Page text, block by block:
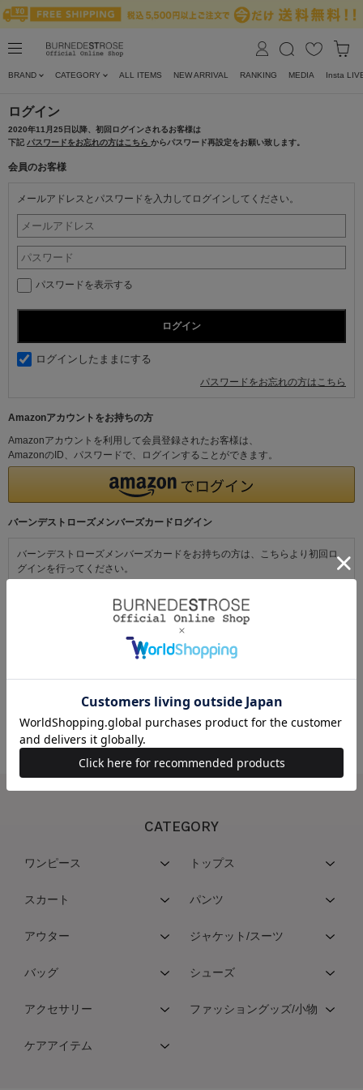
BRAND CATEGORY ALL ITEMS NEW ARRIVAL RANKING MEDIA Insta
ログイン
2020年11月25日以降、初回ログインされるお客様は
下記 パスワードをお忘れの方はこちら からパスワード再設定をお願い致します。
会員のお客様
メールアドレスとパスワードを入力してログインしてください。
パスワードを表示する
ログインしたままにする
パスワードをお忘れの方はこちら
Amazonアカウントをお持ちの方
Amazonアカウントを利用して会員登録されたお客様は、
AmazonのID、パスワードで、ログインすることができます。
バーンデストローズメンバーズカードログイン
バーンデストローズメンバーズカードをお持ちの方は、こちらより初回ロ
グインを行ってください。
初めてご利用の方・会員以外の方
初めてご利用のお客様は、こちらから会員登録を行ってください。
うになります。
CATEGORY
ワンピース トップス
スカート パンツ
アウター ジャケット/スーツ
バッグ シューズ
アクセサリー ファッショングッズ/小物
ケアアイテム